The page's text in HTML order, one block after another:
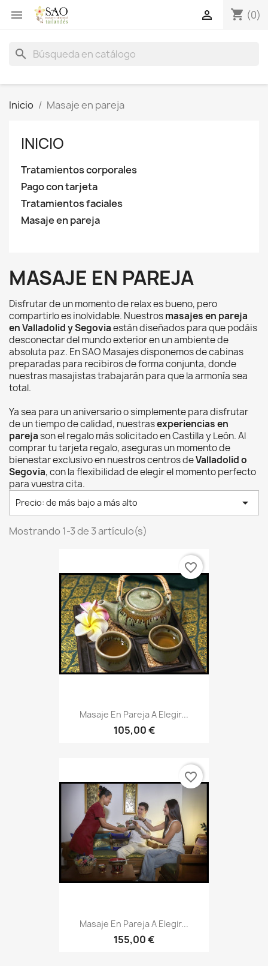
 shopping_cart (0)

search
Inicio Masaje en pareja
INICIO
Tratamientos corporales
Pago con tarjeta
Tratamientos faciales
Masaje en pareja
MASAJE EN PAREJA
Disfrutar de un momento de relax es bueno, pero
compartirlo es inolvidable. Nuestrosmasajes en pareja
en Valladolid y Segoviaestán diseñados para que podáis
desconectar del mundo exterior en un ambiente de
absoluta paz. En SAO Masajes disponemos de cabinas
preparadas para recibiros de forma conjunta, donde
nuestras masajistas trabajarán para que la armonía sea
total.
Ya sea para un aniversario o simplemente para disfrutar
de un tiempo de calidad, nuestrasexperiencias en
parejason el regalo más solicitado en Castilla y León. Al
comprar tu tarjeta regalo, aseguras un momento de
bienestar exclusivo en nuestros centros deValladolid o
Segovia, con la flexibilidad de elegir el momento perfecto
para vuestra cita.
Precio: de más bajo a más alto 
Mostrando 1-3 de 3 artículo(s)
Masaje En Pareja A Elegir...
105,00 €
favorite_border
Masaje En Pareja A Elegir...
155,00 €
favorite_border